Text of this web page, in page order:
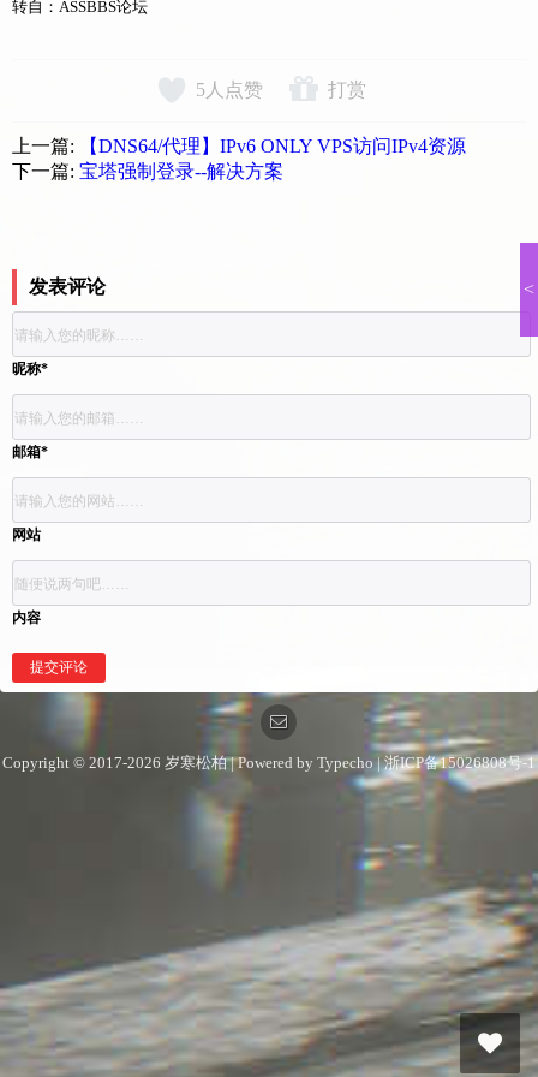
转自：ASSBBS论坛
5 人点赞 打赏
上一篇:
【DNS64/代理】IPv6 ONLY VPS访问IPv4资源
下一篇: 宝塔强制登录--解决方案
发表评论
昵称*
邮箱*
网站
内容
<
Copyright © 2017-2026 岁寒松柏| Powered by Typecho|浙ICP备15026808号-1